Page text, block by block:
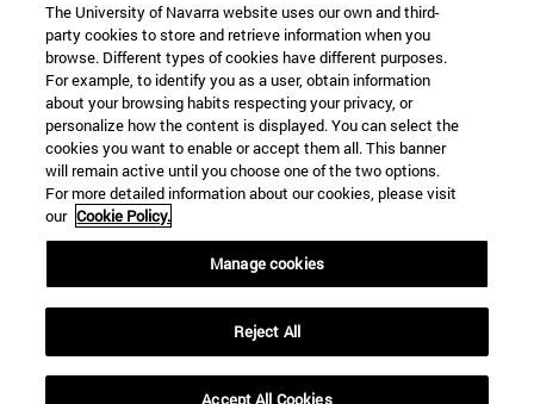
The University of Navarra website uses our own and third-
party cookies to store and retrieve information when you
browse. Different types of cookies have different purposes.
For example, to identify you as a user, obtain information
about your browsing habits respecting your privacy, or
personalize how the content is displayed. You can select the
cookies you want to enable or accept them all. This banner
will remain active until you choose one of the two options.
For more detailed information about our cookies, please visit
our Cookie Policy.
Manage cookies
Reject All
Accept All Cookies